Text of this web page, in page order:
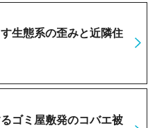
生態系の歪みと近隣住
ゴミ屋敷発のコバエ被